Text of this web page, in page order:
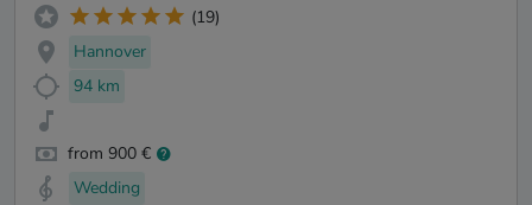
(19)
Hannover
94 km
from 900 €
Wedding